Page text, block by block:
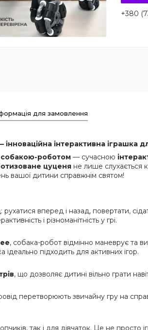
+380
для замовлення
інтерактивна іграшка
роботом — сучасною
цуценя не лише слухається
вашої дитини справжнім святом!
вперед і назад, повертати,
і різноманітність у грі.
, собака-робот відмінно маневрує та
ідеально підходить для активних ігор.
, що дозволяє дитині вільно грати
перетворюють звичайну гру на
так і для дівчаток. Це не просто